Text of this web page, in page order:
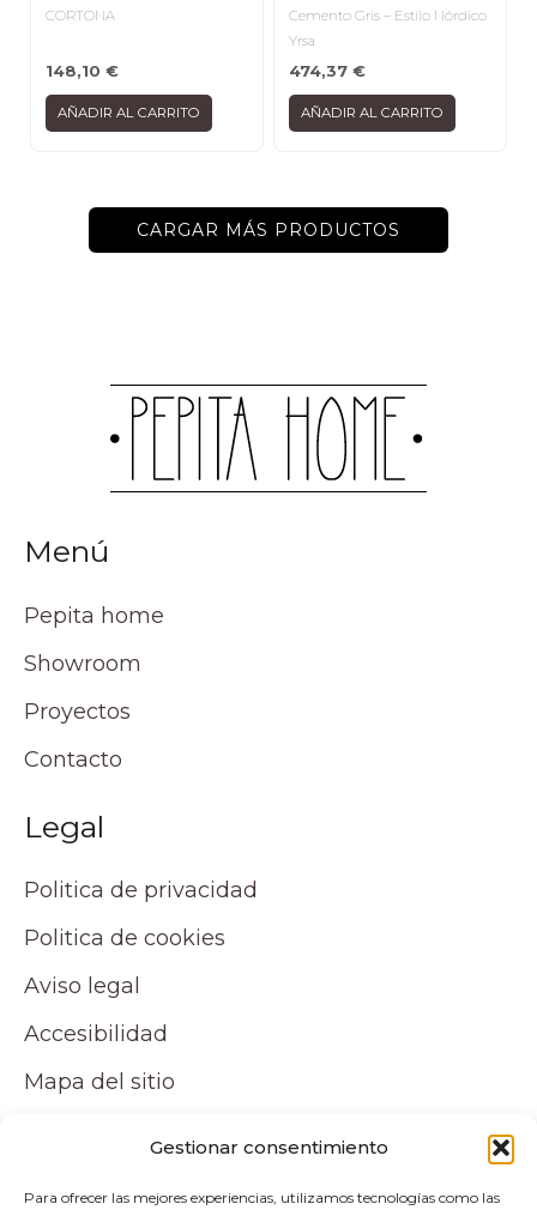
Gestionar consentimiento
Para ofrecer las mejores experiencias, utilizamos tecnologías como las
CORTONA
148,10€
AÑADIR AL CARRITO
Cemento Gris – Estilo Nórdico
Yrsa
474,37 €
AÑADIR AL CARRITO
CARGAR MÁS PRODUCTOS
Menú
Pepita home
Showroom
Proyectos
Contacto
Legal
Politica de privacidad
Politica de cookies
Aviso legal
Accesibilidad
Mapa del sitio
Tu cuenta